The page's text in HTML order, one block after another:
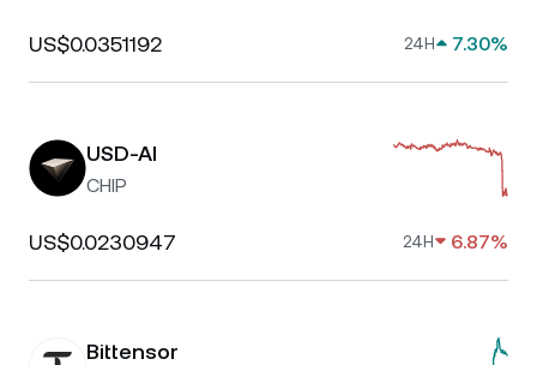
US$0.0351192 24H 7.30%
USD-AI
CHIP
US$0.0230947 24H 6.87%
Bittensor